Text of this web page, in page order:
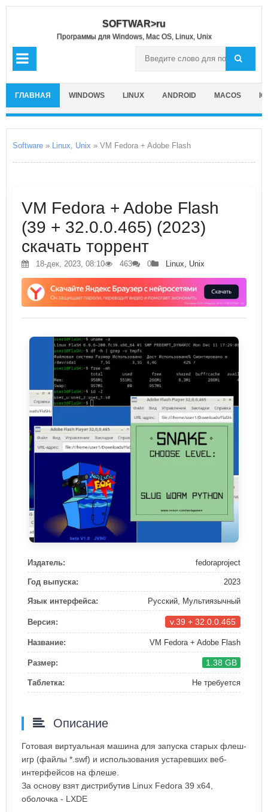
SOFTWAR>ru
Программы для Windows, Mac OS, Linux, Unix
ГЛАВНАЯ WINDOWS LINUX ANDROID MACOS
Software » Linux, Unix » VM Fedora + Adobe Flash
VM Fedora + Adobe Flash
(39 + 32.0.0.465) (2023)
скачать торрент
18-дек, 2023, 08:10 463 0 Linux, Unix
Издатель: fedoraproject
Год выпуска: 2023
Язык интерфейса: Русский, Мультиязычный
Версия: v.39 + 32.0.0.465
Название: VM Fedora + Adobe Flash
Размер: 1.38 GB
Таблетка: Не требуется
Описание
Готовая виртуальная машина для запуска старых флеш-
игр (файлы *.swf) и использования устаревших веб-
интерфейсов на флеше.
За основу взят дистрибутив Linux Fedora 39 x64,
оболочка - LXDE